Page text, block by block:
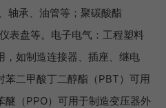
轴承、油管等；聚碳酸酯
表盘等。电子电气：工程塑料
，如制造连接器、插座、继电
苯二甲酸丁二醇酯（PBT）可用
醚（PPO）可用于制造变压器外